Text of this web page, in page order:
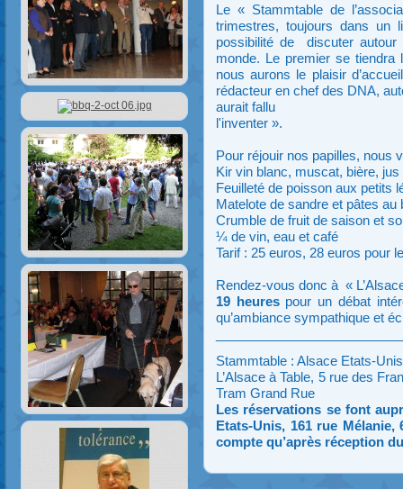
Le « Stammtable de
trimestres, toujours dans un
possibilité de discuter autour
monde. Le premier se
nous aurons le plaisir
rédacteur en chef des DNA,
aurait fallu
l'inventer ».
Pour réjouir nos papilles, nous
Kir vin blanc, muscat, bière, jus
Feuilleté de poisson aux petits
Matelote de sandre et pâtes au
Crumble de fruit de saison et
¼ de vin, eau et café
Tarif : 25 euros, 28 euros pour
Rendez-vous donc à «
19 heurespour un débat
qu’ambiance sympathique et
Stammtable : Alsace Etats-Unis
L’Alsace à Table, 5 rue des
Tram Grand Rue
Les réservations se font
Etats-Unis, 161 rue
compte qu’après réception